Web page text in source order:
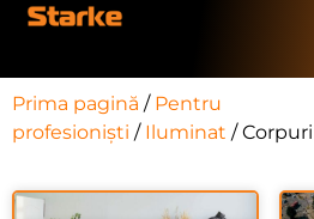
Prima pagină / Pentru
profesioniști / Iluminat /